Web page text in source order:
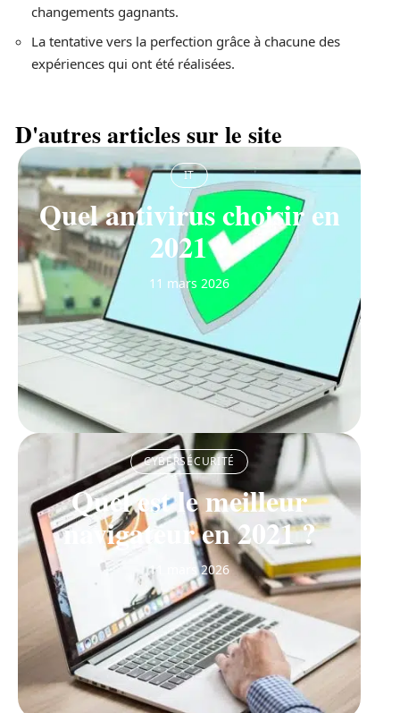
changements gagnants.
La tentative vers la perfection grâce à chacune des
expériences qui ont été réalisées.
D'autres articles sur le site
IT
Quel antivirus choisir en
2021 ?
11 mars 2026
CYBERSÉCURITÉ
Quel est le meilleur
navigateur en 2021 ?
11 mars 2026